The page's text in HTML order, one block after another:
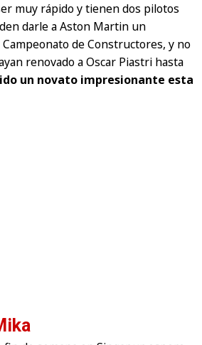
muy rápido y tienen dos pilotos
darle a Aston Martin un
de Constructores, y no
renovado a Oscar Piastri hasta
un novato impresionante esta